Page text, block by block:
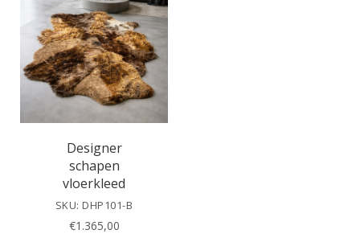
Designer
schapen
vloerkleed
SKU: DHP101-B
€1.365,00